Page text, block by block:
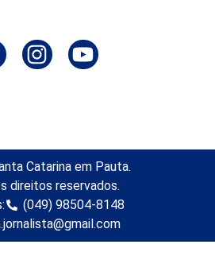
Catarina em Pauta.
direitos reservados.
(049) 98504-8148